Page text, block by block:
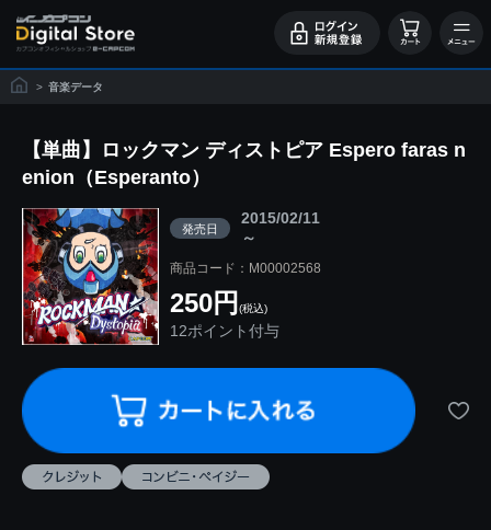
> 音楽データ
【単曲】ロックマン ディストピア Espero faras n
enion（Esperanto）
発売日
2015/02/11
～
商品コード：M00002568
250円 (税込)
12ポイント付与